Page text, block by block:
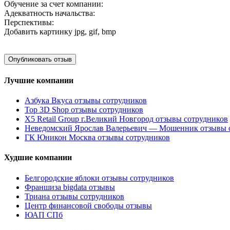
Обучение за счет компании:
Адекватность начальства:
Перспективы:
Добавить картинку jpg, gif, bmp
Лучшие компании
Азбука Вкуса отзывы сотрудников
Top 3D Shop отзывы сотрудников
X5 Retail Group г.Великий Новгород отзывы сотрудников
Неведомский Ярослав Валерьевич — Мошенник отзывы
ГК Юникон Москва отзывы сотрудников
Худшие компании
Белгородские яблоки отзывы сотрудников
Франшиза bigdata отзывы
Триана отзывы сотрудников
Центр финансовой свободы отзывы
ЮАП СПб